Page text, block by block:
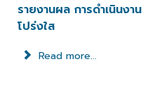
รายงานผล การดำเนินง
โปร่งใส
Read more...